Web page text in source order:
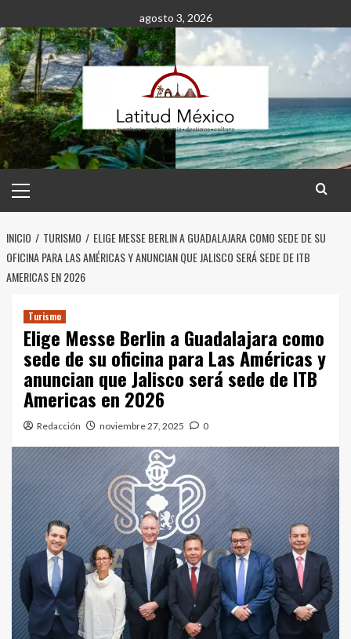
al
contenido
agosto 3, 2026
principal
INICIO TURISMO
ELIGE MESSE BERLIN A GUADALAJARA COMO SEDE DE SU
OFICINA PARA LAS AMÉRICAS Y ANUNCIAN QUE JALISCO SERÁ SEDE DE ITB
AMERICAS EN 2026
Turismo
Elige Messe Berlin a Guadalajara como
sede de su oficina para Las Américas y
anuncian que Jalisco será sede de ITB
Americas en 2026
Redacción noviembre 27, 2025 0